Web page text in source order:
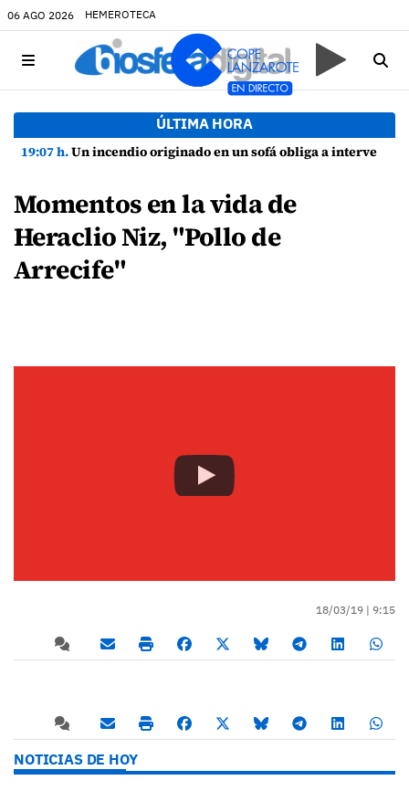
06 AGO 2026 HEMEROTECA
ÚLTIMA HORA
19:07 h.Un incendio originado en un sofá obliga a intervenir en una vivienda de Playa Honda
Momentos en la vida de
Heraclio Niz, "Pollo de
Arrecife"
18/03/19 | 9:15
NOTICIAS DE HOY